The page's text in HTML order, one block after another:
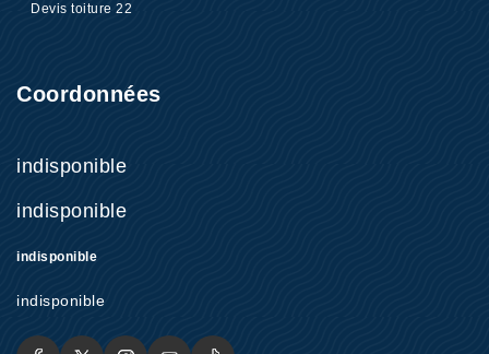
Devis toiture 22
Coordonnées
indisponible
indisponible
indisponible
indisponible